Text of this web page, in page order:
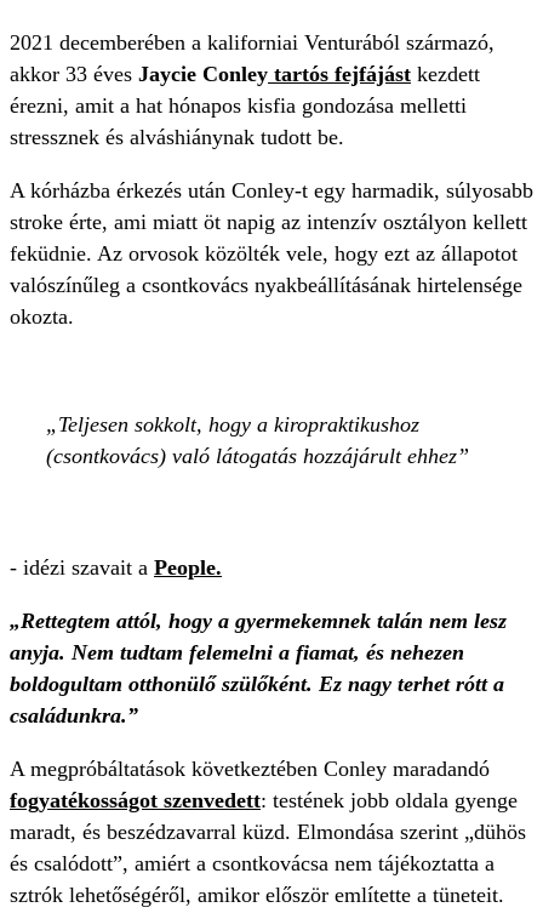
2021 decemberében a kaliforniai Venturából származó,
akkor 33 éves Jaycie Conley tartós fejfájást kezdett
érezni, amit a hat hónapos kisfia gondozása melletti
stressznek és alváshiánynak tudott be.
A kórházba érkezés után Conley-t egy harmadik, súlyosabb
stroke érte, ami miatt öt napig az intenzív osztályon kellett
feküdnie. Az orvosok közölték vele, hogy ezt az állapotot
valószínűleg a csontkovács nyakbeállításának hirtelensége
okozta.
Teljesen sokkolt, hogy a kiropraktikushoz
(csontkovács) való látogatás hozzájárult ehhez
- idézi szavait a People.
„Rettegtem attól, hogy a gyermekemnek talán nem lesz
anyja. Nem tudtam felemelni a fiamat, és nehezen
boldogultam otthonülő szülőként. Ez nagy terhet rótt a
családunkra.”
A megpróbáltatások következtében Conley maradandó
fogyatékosságot szenvedett: testének jobb oldala gyenge
maradt, és beszédzavarral küzd. Elmondása szerint „dühös
és csalódott”, amiért a csontkovácsa nem tájékoztatta a
sztrók lehetőségéről, amikor először említette a tüneteit.